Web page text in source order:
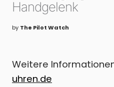
Handgelenk
by The Pilot Watch
Weitere
uhren.de